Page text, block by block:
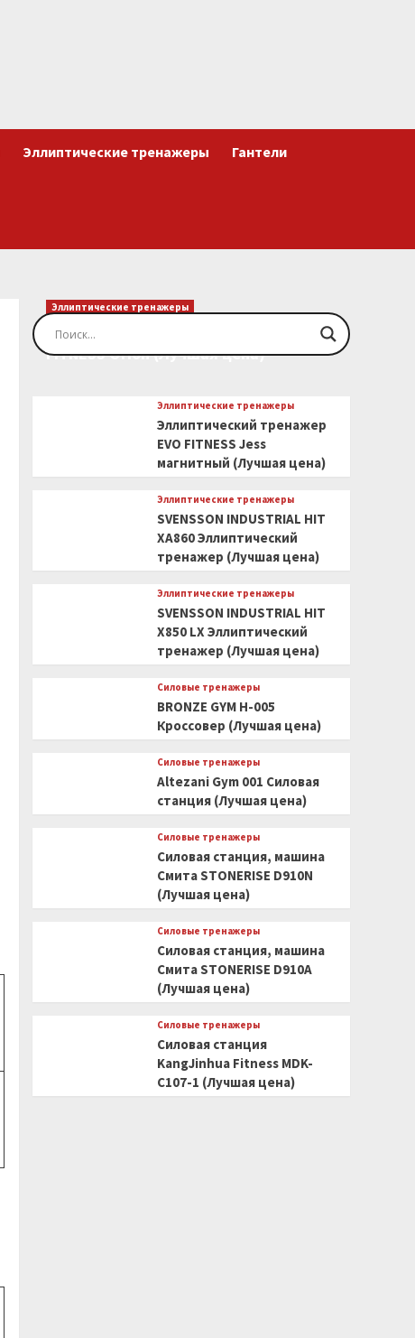
Эллиптические тренажеры Гантели
Эллиптические тренажеры
Эллиптический тренажер EVO
FITNESS Orion (Лучшая цена)
Эллиптические тренажеры
Эллиптический тренажер
EVO FITNESS Jess
магнитный (Лучшая цена)
Эллиптические тренажеры
SVENSSON INDUSTRIAL HIT
XA860 Эллиптический
тренажер (Лучшая цена)
Эллиптические тренажеры
SVENSSON INDUSTRIAL HIT
X850 LX Эллиптический
тренажер (Лучшая цена)
Силовые тренажеры
BRONZE GYM H-005
Кроссовер (Лучшая цена)
Силовые тренажеры
Altezani Gym 001 Силовая
станция (Лучшая цена)
Силовые тренажеры
Силовая станция, машина
Смита STONERISE D910N
(Лучшая цена)
Силовые тренажеры
Силовая станция, машина
Смита STONERISE D910A
(Лучшая цена)
Силовые тренажеры
Силовая станция
KangJinhua Fitness MDK-
C107-1 (Лучшая цена)